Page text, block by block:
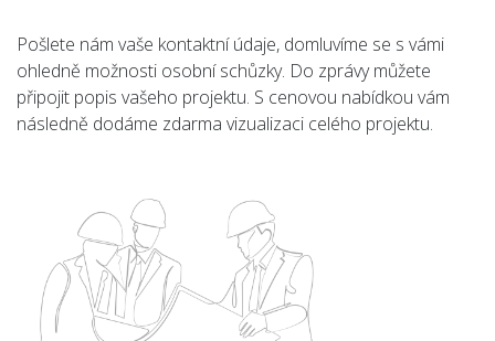
O nás
Kariéra
kalkulačka
Pošlete nám vaše kontaktní údaje, domluvíme se s vámi
ohledně možnosti osobní schůzky. Do zprávy můžete
připojit popis vašeho projektu. S cenovou nabídkou vám
následně dodáme zdarma vizualizaci celého projektu.